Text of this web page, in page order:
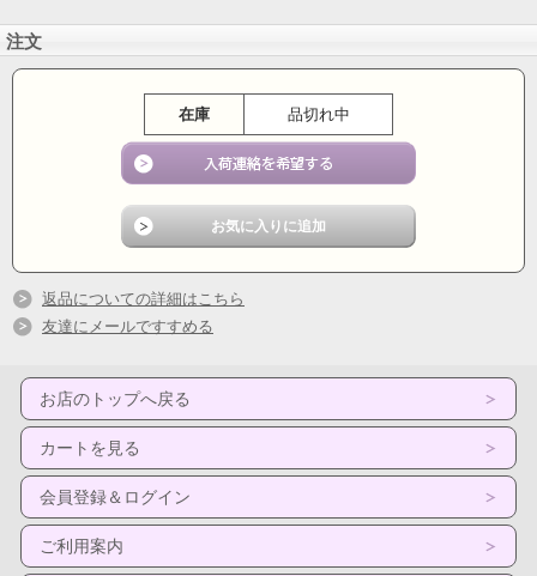
注文
在庫 品切れ中
返品についての詳細はこちら
友達にメールですすめる
お店のトップへ戻る
カートを見る
会員登録＆ログイン
ご利用案内